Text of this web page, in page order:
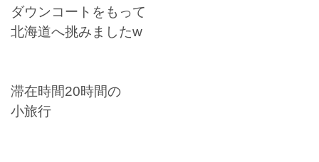
ダウンコートをもって
北海道へ挑みましたw
滞在時間20時間の
小旅行